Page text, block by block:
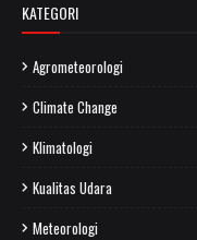
KATEGORI
Agrometeorologi
Climate Change
Klimatologi
Kualitas Udara
Meteorologi